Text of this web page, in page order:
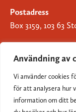
Användning av
Vi använder cookies
för att analysera hur
information om ditt
Postadress
Box 3159, 103 63